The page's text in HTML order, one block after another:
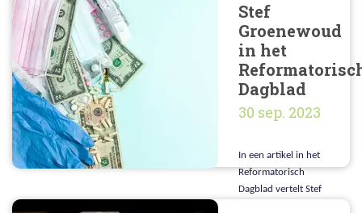
getiteld: Is het moreel
verantwoord om met
meerdere personen
een kind te krijgen
via volledige
ectogestatie?
Stef
Groenewoud
in het
Dagblad
30 sep. 2023
In een artikel in het
Reformatorisch
Dagblad vertelt Stef